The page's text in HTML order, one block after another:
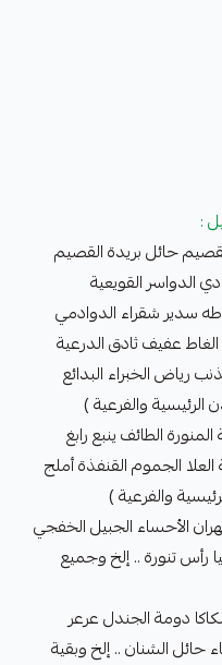
:
حائل بريدة القصيم
الدواسر القويعية
سدير شقراء الدوادمي
عفيف ثادق الدرعية
رياض الخبراء البدائع
الرئيسية والفرعية )
الطائف ينبع رابغ
الجموم القنفذة أملج
والفرعية )
الأحساء الجبيل الخفجي
رأس تنورة .. إلخ وجميع
دومة الجندل عرعر
الشنان .. إلخ وبقية